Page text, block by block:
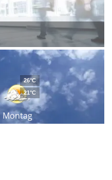
Montag
26°C
21°C